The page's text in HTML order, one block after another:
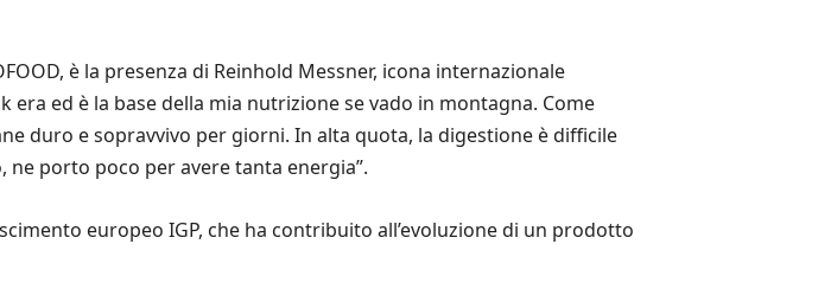
è la presenza di Reinhold Messner, icona internazionale
era ed è la base della mia nutrizione se vado in montagna. Come
duro e sopravvivo per giorni. In alta quota, la digestione è difficile
ne porto poco per avere tanta energia”.
europeo IGP, che ha contribuito all’evoluzione di un prodotto